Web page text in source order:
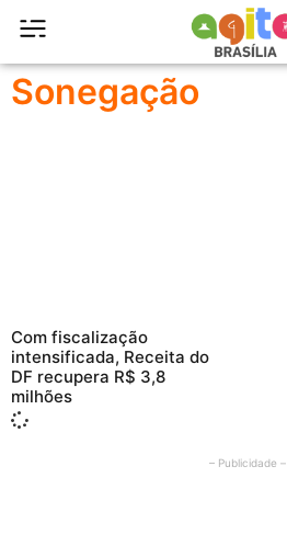
Sonegação
Com fiscalização
intensificada, Receita do
DF recupera R$ 3,8
milhões
– Publicidade –